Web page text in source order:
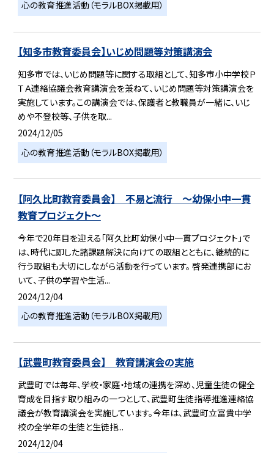
心の教育推進活動（モラルBOX掲載用）
【知多市教育委員会】いじめ問題等対策講演会
知多市では、いじめ問題等に関する取組として、知多市小中学校Ｐ
ＴＡ連絡協議会教育講演会を兼ねて、いじめ問題等対策講演会を
実施しています。この講演会では、保護者と教職員が一緒に、いじ
めや不登校等、子供を取...
2024/12/05
心の教育推進活動（モラルBOX掲載用）
【阿久比町教育委員会】 不易と流行 ～幼保小中一貫
教育プロジェクト～
今年で20年目を迎える「阿久比町幼保小中一貫プロジェクト」で
は、時代に即した諸課題解決に向けての取組とともに、継続的に
行う取組も大切にしながら活動を行っています。 啓発連携部にお
いて、子供の学習や生活...
2024/12/04
心の教育推進活動（モラルBOX掲載用）
【武豊町教育委員会】 教育講演会の実施
武豊町では毎年、学校・家庭・地域の連携を深め、児童生徒の健全
育成を目指す取り組みの一つとして、武豊町生徒指導推進連絡協
議会が教育講演会を実施しています。今年は、武豊町立富貴中学
校の全学年の生徒と生徒指...
2024/12/04